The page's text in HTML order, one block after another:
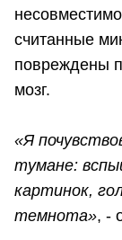
считанные
повреждены
мозг.
«Я
тумане:
картинок,
темнота», -